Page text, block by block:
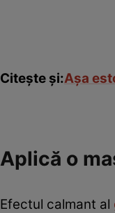
Citeşte şi:Aşa
Aplică o
Efectul calmant al